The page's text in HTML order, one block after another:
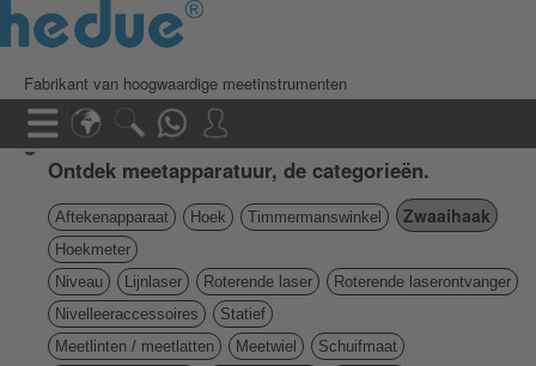
Fabrikant van hoogwaardige meetinstrumenten
Ontdek meetapparatuur, de categorieën.
Aftekenapparaat Hoek Timmermanswinkel Zwaaihaak
Hoekmeter
Niveau
Lijnlaser Roterende laser
Roterende laserontvanger
Nivelleeraccessoires
Statief
Meetlinten / meetlatten
Meetwiel
Schuifmaat